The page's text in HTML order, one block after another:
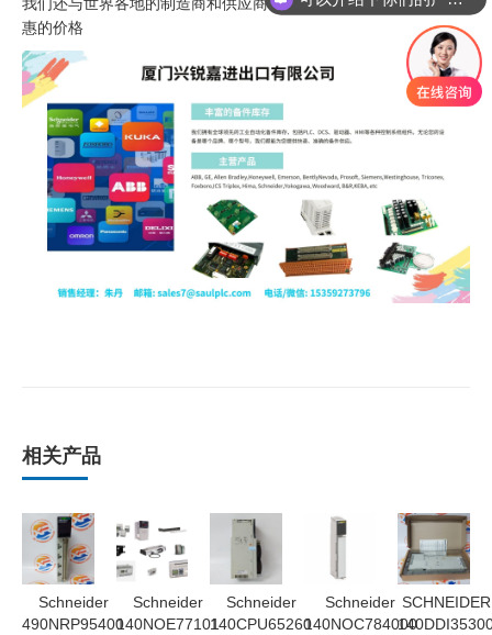
惠的价格
相关产品
Schneider
490NRP95400
Schneider
140NOE77101
Schneider
140CPU65260
Schneider
140NOC784000
SCHNEIDER